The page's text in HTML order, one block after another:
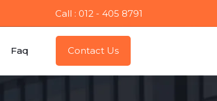
Call : 012 - 405 8791
Faq Contact Us